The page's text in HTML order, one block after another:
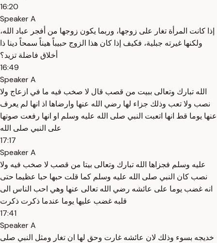
16:20
Speaker A
إذا كانت المرأة تغار على زوجها، وربما يكون زوجها من أفجر عباد الله،
ولكنها غيرته جبلية، فكيف إذا كان هذا الزوج حبيباً هيناً سمحاً دينا ذا
أخلاق فاضلة تزيد؟
16:49
Speaker A
الله تبارك وتعالى ببيت من قصب قال لا صخب فيه ما في ازعاج ولا
نصب ولا تعب وذلك جزاء لها رضي الله عنها وارضاها اذ انها لم يعرف
عنها يوما قط انها اتعبت النبي صلى الله عليه وسلم او انها رفعت صوتها
على النبي صلى الله
17:17
Speaker A
عليه وسلم فجزاها الله تبارك وتعالى بيتا من قصب لا صخب فيه ولا
نصب كان النبي صلى الله عليه وسلم كما قلت حبها حبا عظيما حتى
انه غضب يوما على عائشه رضي الله تعالى عنها وهي احب الناس الى
قلبه غضب عليها يوما عندما ذكرت ذكرت
17:41
Speaker A
خديجه بسوء وذلك لان عائشه غارت وحق لها ان تغار ومثل النبي صلى